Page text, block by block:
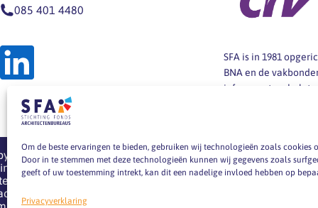
Om de beste ervaringen te bieden, gebruiken wij technologieën zoals
Door in te stemmen met deze technologieën kunnen wij gegevens zoals
geeft of uw toestemming intrekt, kan dit een nadelige invloed hebben op
Privacyverklaring
085 401 4480
SFA is in 1981
BNA en de
informeert en helpt
2026
Fonds
verklaring